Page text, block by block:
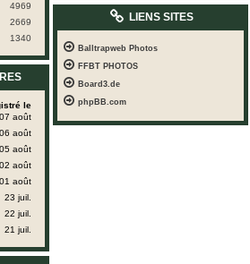
4969
2669
1340
le
07 août
06 août
05 août
02 août
01 août
23 juil.
22 juil.
21 juil.
LIENS SITES
Balltrapweb Photos
FFBT PHOTOS
Board3.de
phpBB.com